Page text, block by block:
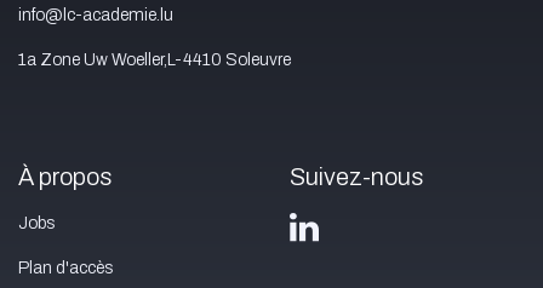
info@lc-academie.lu
1a Zone Uw Woeller,L-4410 Soleuvre
À propos
Jobs
Plan d'accès
Suivez-nous